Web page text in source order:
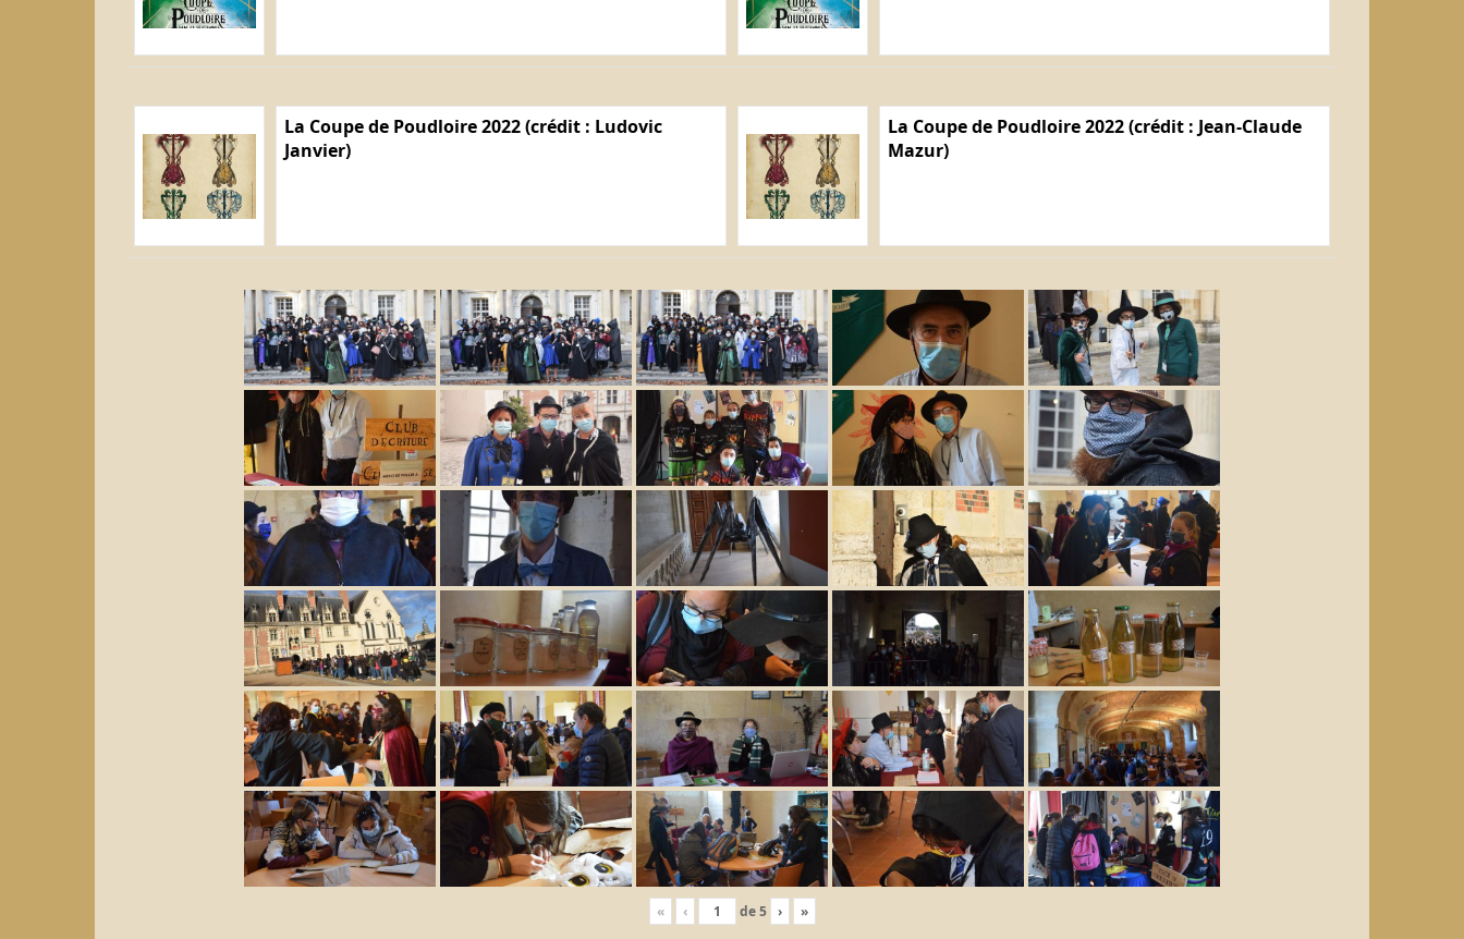
La Coupe de Poudloire 2022 (crédit : Ludovic
Janvier)
La Coupe de Poudloire 2022 (crédit : Jean-Claude
Mazur)
« ‹ de5 › »